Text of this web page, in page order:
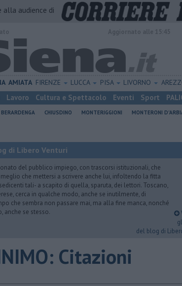
alla audience di
AMIATA FIRENZE LUCCA PISA LIVORNO
Lavoro Cultura e Spettacolo Eventi Sport
CHIUSDINO MONTERIGGIONI MONTERONI
di Libero Venturi
del pubblico impiego, con trascorsi istituzionali, che
che mettersi a scrivere anche lui, infoltendo la fitta
tali- a scapito di quella, sparuta, dei lettori. Toscano,
cerca in qualche modo, anche se inutilmente, di
che sembra non passare mai, ma alla fine manca, nonché
anche se stesso.
del blog di
Citazioni